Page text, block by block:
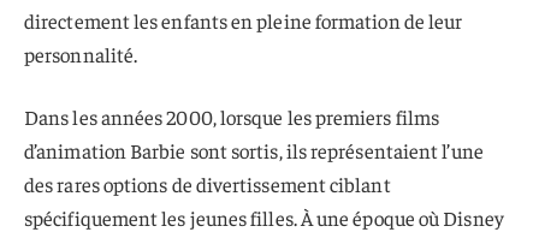
directement les enfants en pleine formation de leur
personnalité.
Dans les années 2000, lorsque les premiers films
d’animation Barbie sont sortis, ils représentaient l’une
des rares options de divertissement ciblant
spécifiquement les jeunes filles. À une époque où Disney